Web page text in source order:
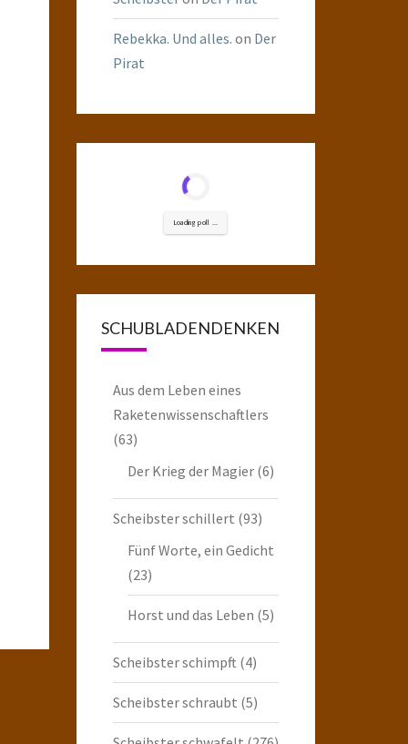
Rebekka. Und alles. on Der
Pirat
Loading poll ...
SCHUBLADENDENKEN
Aus dem Leben eines
Raketenwissenschaftlers
(63)
Der Krieg der Magier(6)
Scheibster schillert (93)
Fünf Worte, ein Gedicht
(23)
Horst und das Leben (5)
Scheibster schimpft (4)
Scheibster schraubt (5)